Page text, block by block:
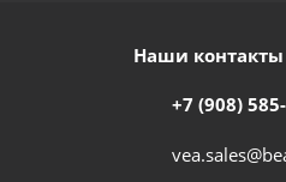
Наши контакты
+7 (908)